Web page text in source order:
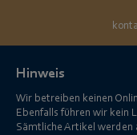
Hinweis
Wir betreiben keinen
Ebenfalls führen wir kein
Sämtliche Artikel werden